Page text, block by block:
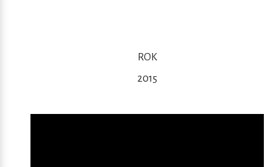
ROK
2015